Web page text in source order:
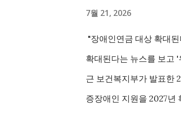
7월 21, 2026
"장애인연금 대상 확대
확대된다는 뉴스를 보고
근 보건복지부가 발표한
증장애인 지원을 2027년